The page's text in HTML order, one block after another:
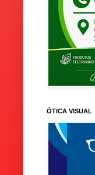
ÓTICA VISUAL